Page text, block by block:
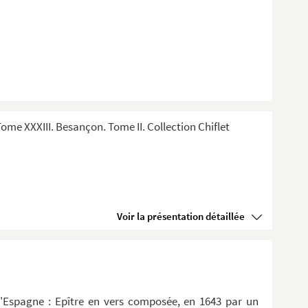
XXXIII. Besançon. Tome II. Collection Chiflet
Voir la présentation détaillée
: Epître en vers composée, en 1643 par un